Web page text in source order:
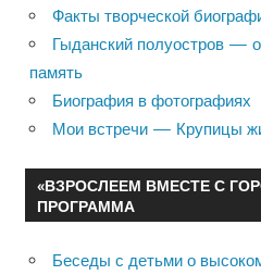
Факты творческой
Гыданский полуостров —
память
Биография в фотографиях
Мои встречи — Крупицы
«ВЗРОСЛЕЕМ ВМЕСТЕ С
ПРОГРАММА
Беседы с детьми о